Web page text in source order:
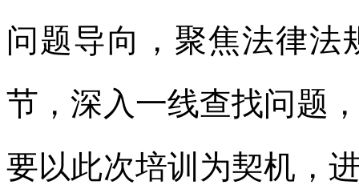
问题导向，聚焦法律法
节，深入一线查找问题
要以此次培训为契机，